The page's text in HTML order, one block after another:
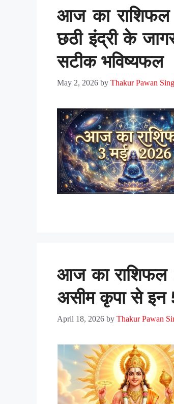
आज का राशिफल
छठी इंद्री के
सटीक भविष्यफल
May 2, 2026 by Thakur Pawan
आज का राशिफल
असीम कृपा से इन
April 18, 2026 by Thakur Pawan